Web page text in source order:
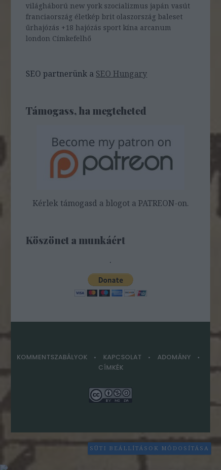
világháború new york szocializmus japán vasút
franciaország életkép brit olaszország baleset
űrhajózás +18 hajózás sport kína arcanum
london Címkefelhő
SEO partnerünk a SEO Hungary
Támogass, ha megteheted
Kérlek támogasd a blogot a PATREON-on.
Köszönet a munkáért
.
KOMMENTSZABÁLYOK KAPCSOLAT
ADOMÁNY
CÍMKÉK
SÜTI BEÁLLÍTÁSOK MÓDOSÍTÁSA